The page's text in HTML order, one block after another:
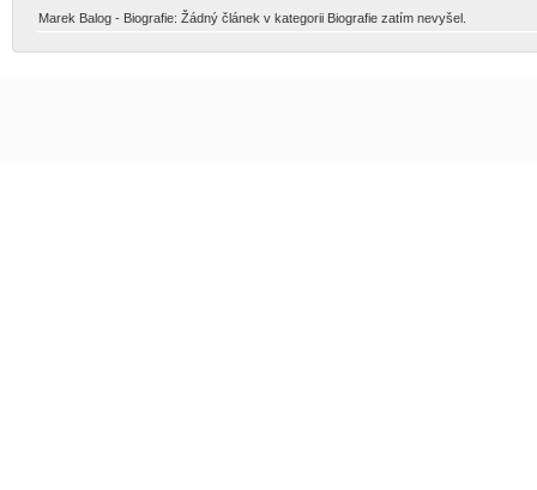
Marek Balog - Biografie: Žádný článek v kategorii Biografie zatím nevyšel.